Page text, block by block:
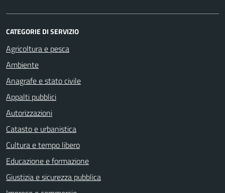
CATEGORIE DI SERVIZIO
Agricoltura e pesca
Ambiente
Anagrafe e stato civile
Appalti pubblici
Autorizzazioni
Catasto e urbanistica
Cultura e tempo libero
Educazione e formazione
Giustizia e sicurezza pubblica